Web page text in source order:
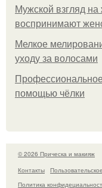
Мужской взгляд
воспринимают
Мелкое
уходу за волосами
помощью чёлки
© 2026 Прическа и макияж
Контакты
Политика